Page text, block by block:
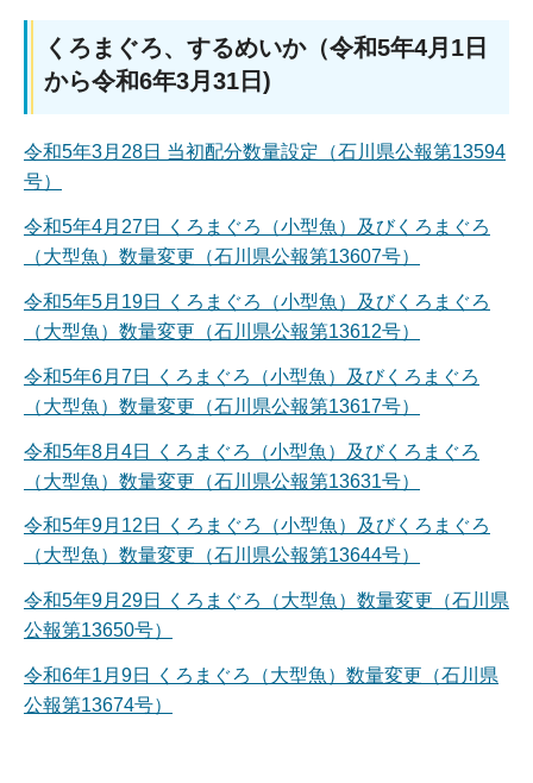
くろまぐろ、するめいか（令和5年4月1日
から令和6年3月31日)
令和5年3月28日 当初配分数量設定（石川県公報第13594
号）
令和5年4月27日 くろまぐろ（小型魚）及びくろまぐろ
（大型魚）数量変更（石川県公報第13607号）
令和5年5月19日 くろまぐろ（小型魚）及びくろまぐろ
（大型魚）数量変更（石川県公報第13612号）
令和5年6月7日 くろまぐろ（小型魚）及びくろまぐろ
（大型魚）数量変更（石川県公報第13617号）
令和5年8月4日 くろまぐろ（小型魚）及びくろまぐろ
（大型魚）数量変更（石川県公報第13631号）
令和5年9月12日 くろまぐろ（小型魚）及びくろまぐろ
（大型魚）数量変更（石川県公報第13644号）
令和5年9月29日 くろまぐろ（大型魚）数量変更（石川県
公報第13650号）
令和6年1月9日 くろまぐろ（大型魚）数量変更（石川県
公報第13674号）